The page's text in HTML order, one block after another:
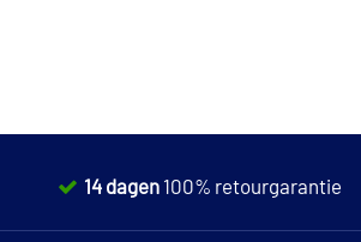
14 dagen 100% retourgarantie